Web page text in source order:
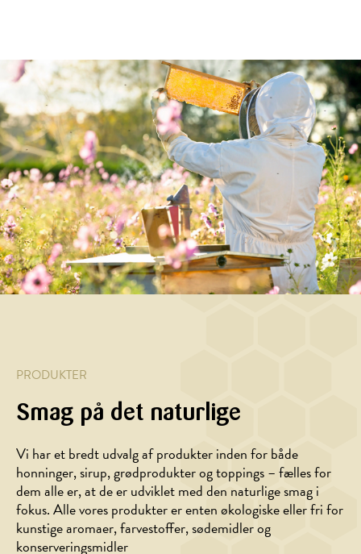
DESSERT,
MORGENMAD
Karamelliserede
ananas
med
kokoscreme
PRODUKTER
Smag på det naturlige
Vi har et bredt udvalg af produkter inden for både
honninger, sirup, grødprodukter og toppings – fælles for
dem alle er, at de er udviklet med den naturlige smag i
fokus. Alle vores produkter er enten økologiske eller fri for
kunstige aromaer, farvestoffer, sødemidler og
konserveringsmidler